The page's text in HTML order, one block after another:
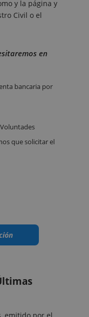
y la página y
Civil o el
en
bancaria por
que solicitar el
emitido por el